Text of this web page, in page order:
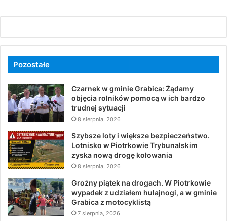
Pozostałe
Czarnek w gminie Grabica: Żądamy
objęcia rolników pomocą w ich bardzo
trudnej sytuacji
8 sierpnia, 2026
Szybsze loty i większe bezpieczeństwo.
Lotnisko w Piotrkowie Trybunalskim
zyska nową drogę kołowania
8 sierpnia, 2026
Groźny piątek na drogach. W Piotrkowie
wypadek z udziałem hulajnogi, a w gminie
Grabica z motocyklistą
7 sierpnia, 2026